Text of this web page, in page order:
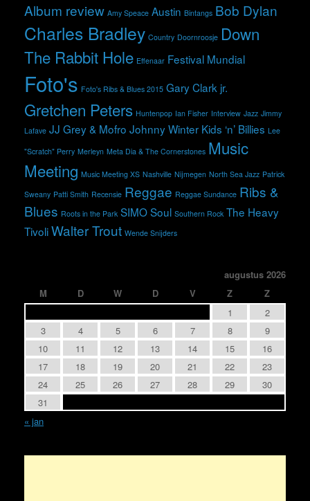
Album review Amy Speace Austin Bintangs Bob Dylan
Charles Bradley Country Doornroosje Down
The Rabbit Hole Effenaar Festival Mundial
Foto's Foto's Ribs & Blues 2015 Gary Clark jr.
Gretchen Peters Huntenpop Ian Fisher Interview Jazz Jimmy
Lafave JJ Grey & Mofro Johnny Winter Kids ‘n’ Billies Lee
"Scratch" Perry Merleyn Meta Dia & The Cornerstones Music
Meeting Music Meeting XS Nashville Nijmegen North Sea Jazz Patrick
Sweany Patti Smith Recensie Reggae Reggae Sundance Ribs &
Blues Roots in the Park SIMOSoul Southern Rock The Heavy
TivoliWalter Trout Wende Snijders
augustus 2026
M
D W D V Z
Z
1
2
3
4 5 6 7 8
9
10
11 12 13 14 15
16
17
18 19 20 21 22
23
24
25 26 27 28 29
30
31
« jan